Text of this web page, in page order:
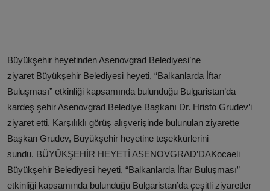
Büyükşehir heyetinden Asenovgrad Belediyesi’ne
ziyaret Büyükşehir Belediyesi heyeti, “Balkanlarda İftar
Buluşması” etkinliği kapsamında bulunduğu Bulgaristan’da
kardeş şehir Asenovgrad Belediye Başkanı Dr. Hristo Grudev’i
ziyaret etti. Karşılıklı görüş alışverişinde bulunulan ziyarette
Başkan Grudev, Büyükşehir heyetine teşekkürlerini
sundu. BÜYÜKŞEHİR HEYETİ ASENOVGRAD’DAKocaeli
Büyükşehir Belediyesi heyeti, “Balkanlarda İftar Buluşması”
etkinliği kapsamında bulunduğu Bulgaristan’da çeşitli ziyaretler